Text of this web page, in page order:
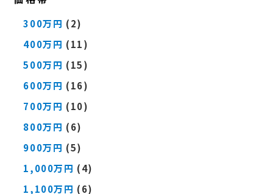
300万円 (2)
400万円 (11)
500万円 (15)
600万円 (16)
700万円 (10)
800万円 (6)
900万円 (5)
1,000万円 (4)
1,100万円 (6)